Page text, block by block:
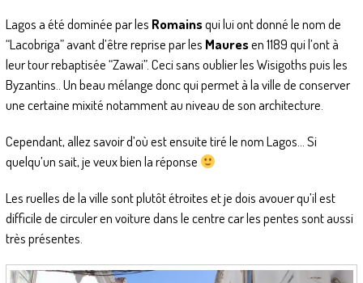
Lagos a été dominée par les Romainsqui lui ont donné le nom de
“Lacobriga” avant d’être reprise par les Mauresen 1189 qui l’ont à
leur tour rebaptisée “Zawai”. Ceci sans oublier les Wisigoths puis les
Byzantins.. Un beau mélange donc qui permet à la ville de conserver
une certaine mixité notamment au niveau de son architecture.
Cependant, allez savoir d’où est ensuite tiré le nom Lagos… Si
quelqu’un sait, je veux bien la réponse
Les ruelles de la ville sont plutôt étroites et je dois avouer qu’il est
difficile de circuler en voiture dans le centre car les pentes sont aussi
très présentes.